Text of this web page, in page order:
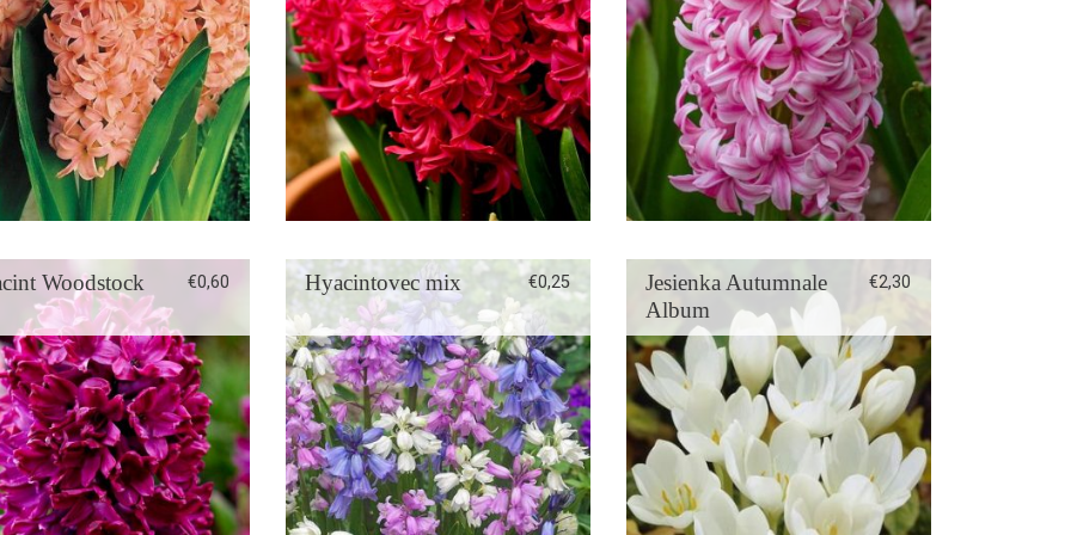
Čas sadenia: jeseň
Čas kvitnutia: jar
Stanovisko: slnko, polotieň
Pôda: priepustná
Mrazuvzdornosť: áno
Čas sadenia: jeseň
Čas kvitnutia: jar
Stanovisko: slnko, polotieň
Pôda: priepustná
Mrazuvzdornosť: áno
Woodstock €0,60 Hyacintovec mix
Farba kvetu: mix
Výška: 30 cm
Hĺbka sadenia: 5 cm
Čas sadenia: marec – máj
Čas kvitnutia: leto
Stanovisko: polotieň, slnko
€0,25
Jesienka Autumnale
Album
Veľkosť cibule: 13/14
Výška: 20 cm
Hĺbka sadenia: 5 cm
Čas sadenia: jeseň
Čas kvitnutia: jeseň
Stanovisko: slnko, polotieň
Pôda: priepustná
€2,30